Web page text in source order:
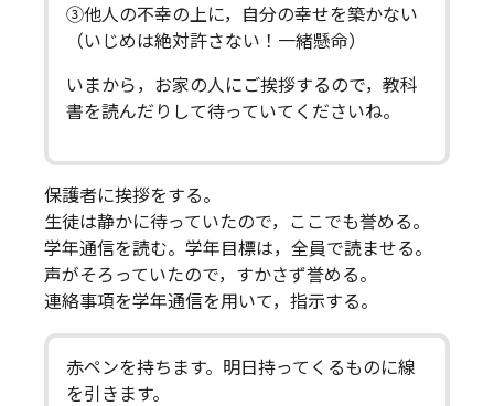
③他人の不幸の上に，自分の幸せを築かない
（いじめは絶対許さない！一緒懸命）
いまから，お家の人にご挨拶するので，教科
書を読んだりして待っていてくださいね。
保護者に挨拶をする。
生徒は静かに待っていたので，ここでも誉める。
学年通信を読む。学年目標は，全員で読ませる。
声がそろっていたので，すかさず誉める。
連絡事項を学年通信を用いて，指示する。
赤ペンを持ちます。明日持ってくるものに線
を引きます。